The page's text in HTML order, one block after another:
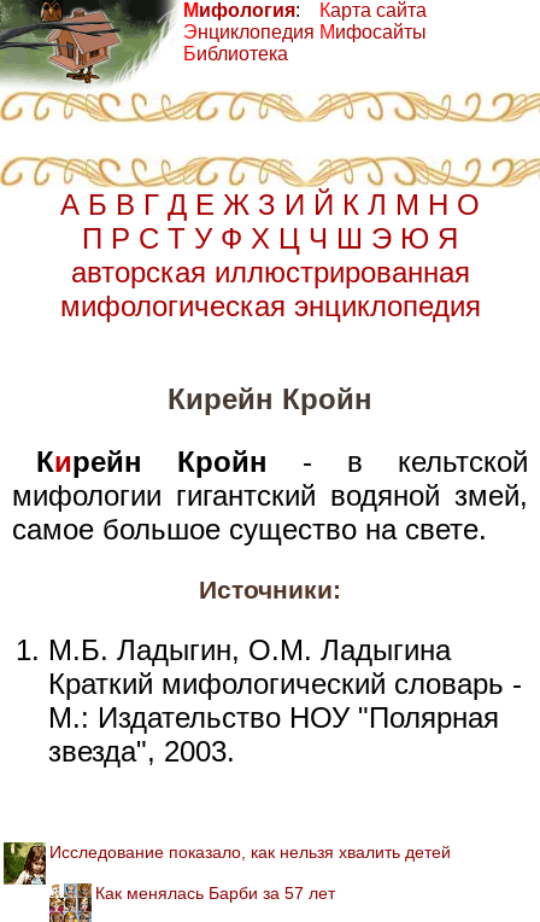
Мифология:
Энциклопедия
Библиотека
Карта сайта
Мифосайты
А Б В Г Д Е Ж З И Й К Л М Н О
П Р С Т У Ф Х Ц Ч Ш Э Ю Я
авторская иллюстрированная
мифологическая энциклопедия
Кирейн Кройн
Кирейн Кройн - в кельтской
мифологии гигантский водяной змей,
самое большое существо на свете.
Источники:
М.Б. Ладыгин, О.М. Ладыгина
Краткий мифологический словарь -
М.: Издательство НОУ "Полярная
звезда", 2003.
Исследование показало, как нельзя хвалить детей
Как менялась Барби за 57 лет